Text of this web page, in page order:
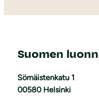
Suomen
Sörnäistenkatu 1
00580 Helsinki